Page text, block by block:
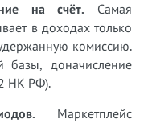
на счёт. Самая
в доходах только
комиссию.
базы, доначисление
НК РФ).
Маркетплейс